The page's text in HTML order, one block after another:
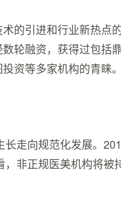
的引进和行业新热点
轮融资，获得过包括鼎
资等多家机构的青睐。
走向规范化发展。
非正规医美机构将被